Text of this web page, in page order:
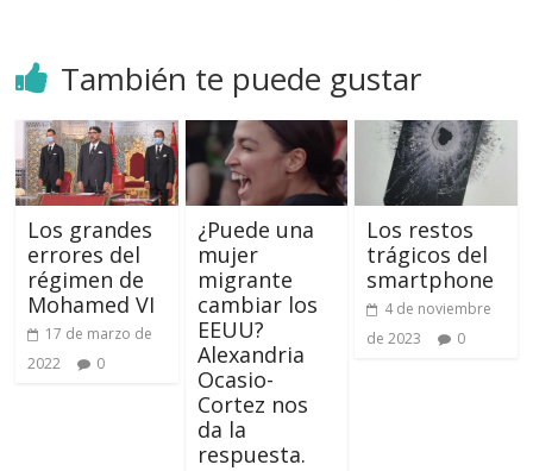
También te puede gustar
Los grandes
errores del
régimen de
Mohamed VI
17 de marzo de
2022
0
¿Puede una
mujer
migrante
cambiar los
EEUU?
Alexandria
Ocasio-
Cortez nos
da la
respuesta.
Los restos
trágicos del
smartphone
4 de noviembre
de 2023
0